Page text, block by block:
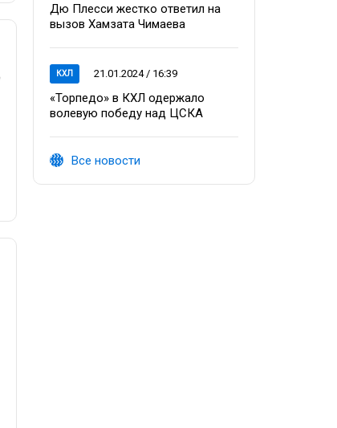
Дю Плесси жестко ответил на
вызов Хамзата Чимаева
КХЛ 21.01.2024 / 16:39
«Торпедо» в КХЛ одержало
волевую победу над ЦСКА
Все новости